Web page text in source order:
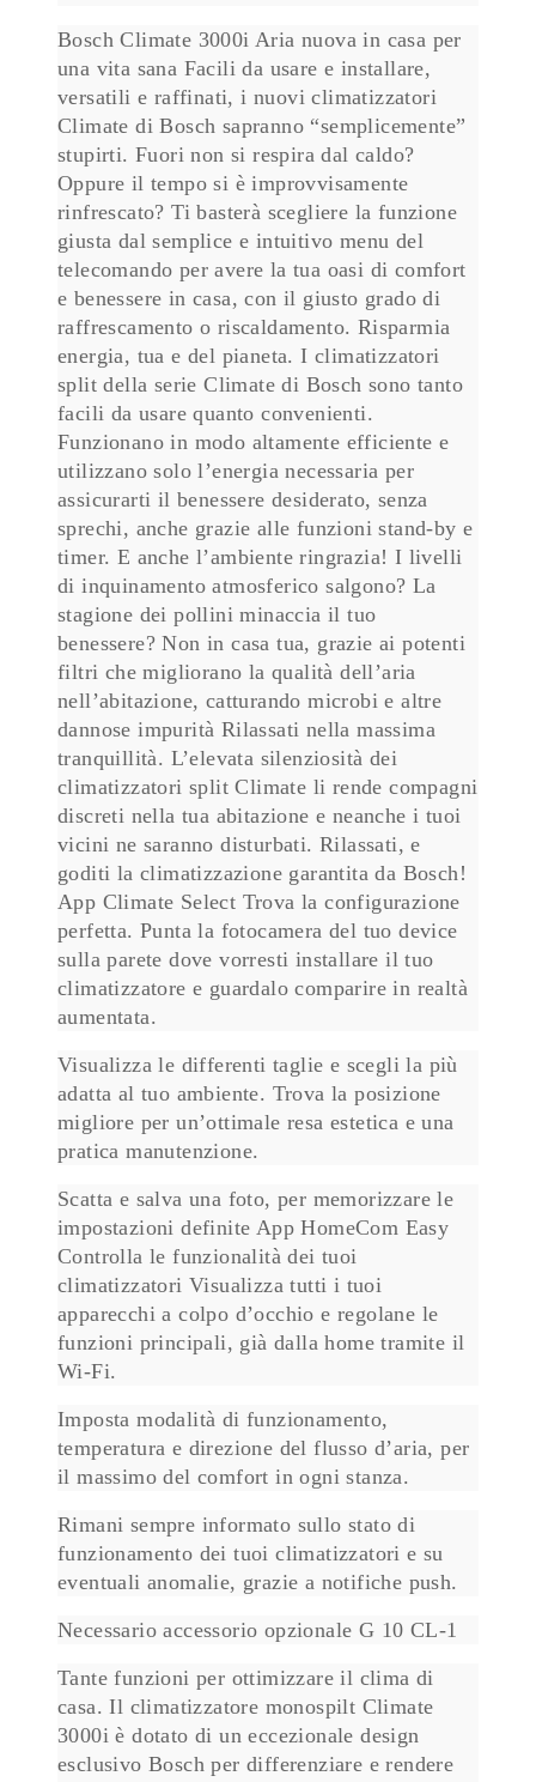
Bosch Climate 3000i Aria nuova in casa per
una vita sana Facili da usare e installare,
versatili e raffinati, i nuovi climatizzatori
Climate di Bosch sapranno “semplicemente”
stupirti. Fuori non si respira dal caldo?
Oppure il tempo si è improvvisamente
rinfrescato? Ti basterà scegliere la funzione
giusta dal semplice e intuitivo menu del
telecomando per avere la tua oasi di comfort
e benessere in casa, con il giusto grado di
raffrescamento o riscaldamento. Risparmia
energia, tua e del pianeta. I climatizzatori
split della serie Climate di Bosch sono tanto
facili da usare quanto convenienti.
Funzionano in modo altamente efficiente e
utilizzano solo l’energia necessaria per
assicurarti il benessere desiderato, senza
sprechi, anche grazie alle funzioni stand-by e
timer. E anche l’ambiente ringrazia! I livelli
di inquinamento atmosferico salgono? La
stagione dei pollini minaccia il tuo
benessere? Non in casa tua, grazie ai potenti
filtri che migliorano la qualità dell’aria
nell’abitazione, catturando microbi e altre
dannose impurità Rilassati nella massima
tranquillità. L’elevata silenziosità dei
climatizzatori split Climate li rende compagni
discreti nella tua abitazione e neanche i tuoi
vicini ne saranno disturbati. Rilassati, e
goditi la climatizzazione garantita da Bosch!
App Climate Select Trova la configurazione
perfetta. Punta la fotocamera del tuo device
sulla parete dove vorresti installare il tuo
climatizzatore e guardalo comparire in realtà
aumentata.
Visualizza le differenti taglie e scegli la più
adatta al tuo ambiente. Trova la posizione
migliore per un’ottimale resa estetica e una
pratica manutenzione.
Scatta e salva una foto, per memorizzare le
impostazioni definite App HomeCom Easy
Controlla le funzionalità dei tuoi
climatizzatori Visualizza tutti i tuoi
apparecchi a colpo d’occhio e regolane le
funzioni principali, già dalla home tramite il
Wi-Fi.
Imposta modalità di funzionamento,
temperatura e direzione del flusso d’aria, per
il massimo del comfort in ogni stanza.
Rimani sempre informato sullo stato di
funzionamento dei tuoi climatizzatori e su
eventuali anomalie, grazie a notifiche push.
Necessario accessorio opzionale G 10 CL-1
Tante funzioni per ottimizzare il clima di
casa. Il climatizzatore monospilt Climate
3000i è dotato di un eccezionale design
esclusivo Bosch per differenziare e rendere